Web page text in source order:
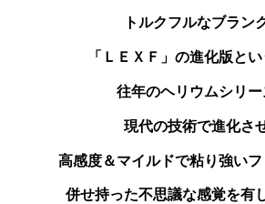
トルクフルなブラン
「ＬＥＸＦ」の進化版と
往年のヘリウムシリー
現代の技術で進化さ
高感度＆マイルドで粘り強い
併せ持った不思議な感覚を有